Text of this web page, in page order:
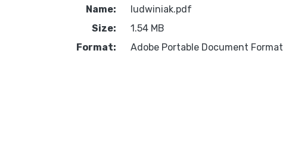
Name:
ludwiniak.pdf
Size:
1.54 MB
Format:
Adobe Portable Document Format